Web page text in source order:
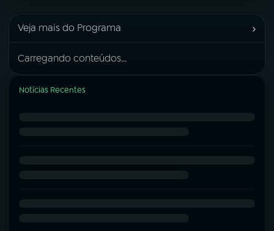
Veja mais do Programa ›
Carregando conteúdos...
Notícias Recentes